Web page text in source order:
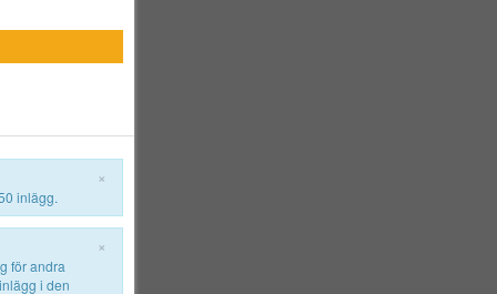
×
inlägg.
×
för andra
i den